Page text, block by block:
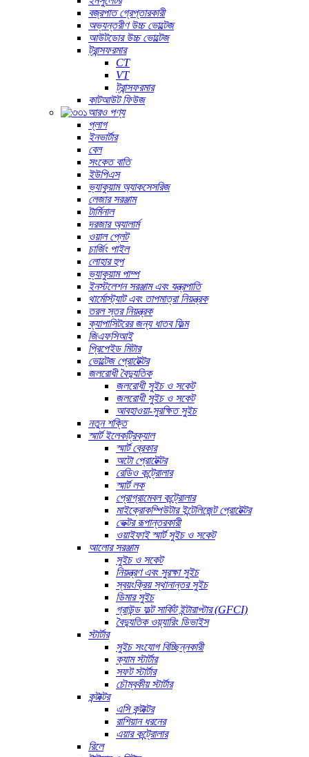
বজ্রপাত গ্রেপ্তারকারী
অভ্যন্তরীণ উচ্চ ভোল্টেজ
আউটডোর উচ্চ ভোল্টেজ
ট্রান্সফরমার
CT
VT
ট্রান্সফরমার
কাটআউট ফিউজ
আরও পণ্য
প্লাগ
ইনভার্টার
বেল
সংকেত বাতি
ইউপিএস
ভ্যাকুয়াম অ্যাকসেসরিজ
লেজার সরঞ্জাম
টার্মিনাল
দরজার অ্যালার্ম
ওয়াল প্লেট
চার্জিং পাইল
লোহার হুপ
ভ্যাকুয়াম পাম্প
ইনস্টলেশন সরঞ্জাম এবং যন্ত্রপাতি
থার্মোস্ট্যাট এবং তাপমাত্রা নিয়ন্ত্রক
তরল স্তর নিয়ন্ত্রক
ক্যাপাসিটরের জন্য ধাতব ফিল্ম
জিএফসিআই
প্রিপেইড মিটার
ভোল্টেজ প্রোটেক্টর
জলরোধী বৈদ্যুতিক
জলরোধী সুইচ ও সকেট
জলরোধী সুইচ ও সকেট
আবহাওয়া-সুরক্ষিত সুইচ
নতুন শক্তি
স্মার্ট ইলেকট্রিক্যাল
স্মার্ট ব্রেকার
অটো প্রোটেক্টর
রেডিও কন্ট্রোলার
স্মার্ট লক
প্রোগ্রামেবল কন্ট্রোলার
মাইক্রোকম্পিউটার ইন্টেলিজেন্ট প্রোটেক্টর
ভেক্টর রূপান্তরকারী
ওয়াইফাই স্মার্ট সুইচ ও সকেট
আলোর সরঞ্জাম
সুইচ ও সকেট
নিয়ন্ত্রণ এবং সুরক্ষা সুইচ
স্বয়ংক্রিয় স্থানান্তর সুইচ
ডিমার সুইচ
গ্রাউন্ড ফল্ট সার্কিট ইন্টারাপ্টার (GFCI)
বৈদ্যুতিক ওয়্যারিং ডিভাইস
স্টার্টার
সুইচ সংযোগ বিচ্ছিন্নকারী
ক্যাম স্টার্টার
সফট স্টার্টার
চৌম্বকীয় স্টার্টার
কন্টাক্টর
এসি কন্টাক্টর
রাশিয়ান ধরনের
এয়ার কন্ট্রোলার
রিলে